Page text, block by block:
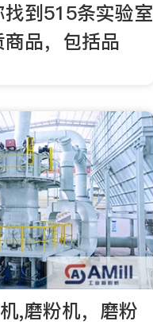
到515条实验室
品，包括品
,磨粉机，磨粉